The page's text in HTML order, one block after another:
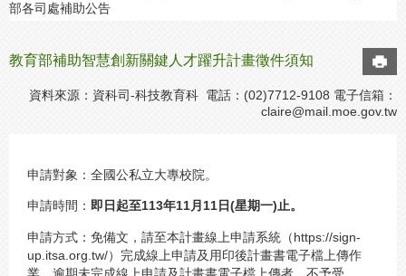
部各司處補助公告
教育部補助智慧創新關鍵人才躍升計畫徵件須知
資料來源：資科司-科技教育科 電話：(02)7712-9108 電子信箱：
claire@mail.moe.gov.tw
申請對象：全國公私立大專校院。
申請時間： 即日起至113年11月11日(星期一)止。
申請方式：免備文，請至本計畫線上申請系統（https://sign-
up.itsa.org.tw/）完成線上申請及用印後計畫書電子檔上傳作
業，逾期未完成線上申請及計畫書電子檔上傳者，不予受